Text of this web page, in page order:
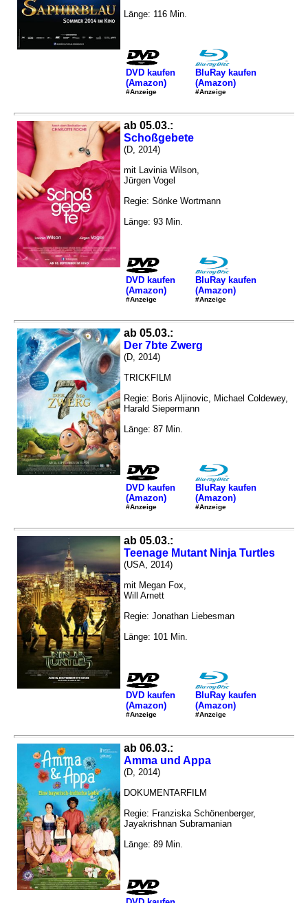
Länge: 116 Min.
DVD kaufen
(Amazon)
#Anzeige
BluRay kaufen
(Amazon)
#Anzeige
ab 05.03.:
Schoßgebete
(D, 2014)
mit Lavinia Wilson,
Jürgen Vogel
Regie: Sönke Wortmann
Länge: 93 Min.
DVD kaufen
(Amazon)
#Anzeige
BluRay kaufen
(Amazon)
#Anzeige
ab 05.03.:
Der 7bte Zwerg
(D, 2014)
TRICKFILM
Regie: Boris Aljinovic, Michael Coldewey,
Harald Siepermann
Länge: 87 Min.
DVD kaufen
(Amazon)
#Anzeige
BluRay kaufen
(Amazon)
#Anzeige
ab 05.03.:
Teenage Mutant Ninja Turtles
(USA, 2014)
mit Megan Fox,
Will Arnett
Regie: Jonathan Liebesman
Länge: 101 Min.
DVD kaufen
(Amazon)
#Anzeige
BluRay kaufen
(Amazon)
#Anzeige
ab 06.03.:
Amma und Appa
(D, 2014)
DOKUMENTARFILM
Regie: Franziska Schönenberger,
Jayakrishnan Subramanian
Länge: 89 Min.